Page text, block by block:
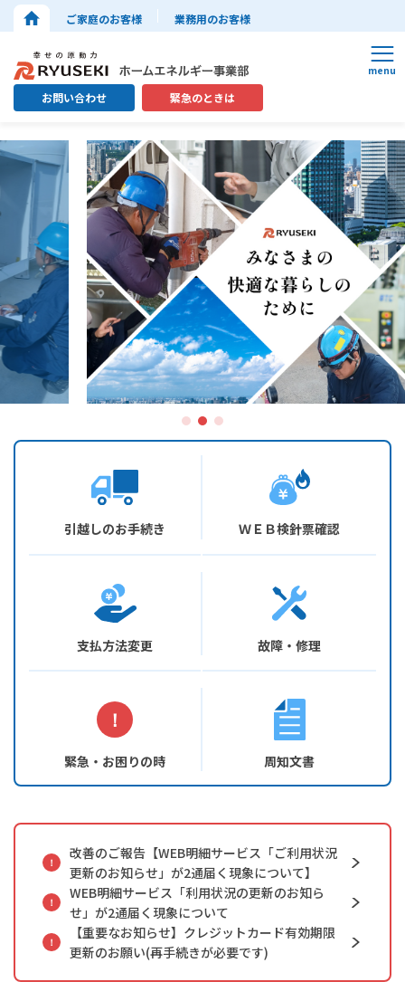
ご家庭のお客様 業務用のお客様
お問い合わせ 緊急のときは
引越しのお手続き ＷＥＢ検針票確認
支払方法変更 故障・修理
緊急・お困りの時 周知文書
改善のご報告【WEB明細サービス「ご利用状況
更新のお知らせ」が2通届く現象について】
WEB明細サービス「利用状況の更新のお知ら
せ」が2通届く現象について
【重要なお知らせ】クレジットカード有効期限
更新のお願い(再手続きが必要です)